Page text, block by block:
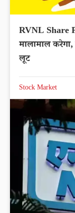
RVNL Share
मालामाल
लूट
Stock Market